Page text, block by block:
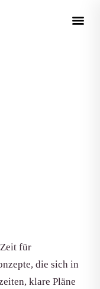
für
die sich in
klare Pläne